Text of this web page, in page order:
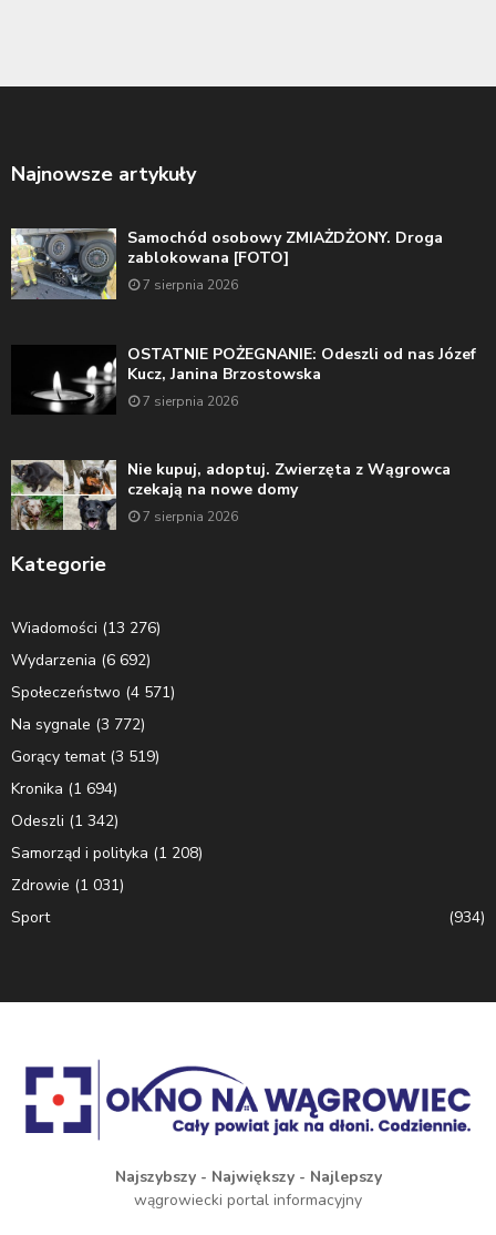
Najnowsze artykuły
Samochód osobowy ZMIAŻDŻONY. Droga
zablokowana [FOTO]
7 sierpnia 2026
OSTATNIE POŻEGNANIE: Odeszli od nas Józef
Kucz, Janina Brzostowska
7 sierpnia 2026
Nie kupuj, adoptuj. Zwierzęta z Wągrowca
czekają na nowe domy
7 sierpnia 2026
Kategorie
Wiadomości (13 276)
Wydarzenia (6 692)
Społeczeństwo (4 571)
Na sygnale (3 772)
Gorący temat(3 519)
Kronika (1 694)
Odeszli (1 342)
Samorząd i polityka (1 208)
Zdrowie (1 031)
Sport
(934)
Najszybszy - Największy - Najlepszy
wągrowiecki portal informacyjny